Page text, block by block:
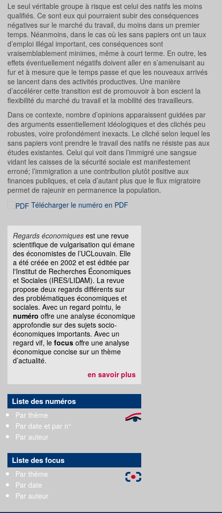
Le seul véritable groupe à risque est celui des natifs les moins
qualifiés. Ce sont eux qui pourraient subir des conséquences
négatives sur le marché du travail, du moins dans un premier
temps. Néanmoins, dans le cas où les sans papiers ont un taux
d’emploi illégal important, ces conséquences sont
vraisemblablement minimes, même à court terme. En outre, les
effets éventuellement négatifs doivent aller en s’amenuisant au
fur et à mesure que le temps passe et que les nouveaux arrivés
se lancent dans des activités productives. Une manière
d’accélérer cette transition est de promouvoir à bon escient la
flexibilité du marché du travail et la mobilité des travailleurs.
Dans ce contexte, nombre d’opinions apparaissent guidées par
des arguments essentiellement idéologiques et des clichés peu
robustes, voire profondément inexacts. Le cliché selon lequel les
sans papiers vont prendre le travail des natifs ne résiste pas aux
études existantes. Celui qui voit dans l’immigré une sangsue
vidant les caisses de la sécurité sociale est manifestement
erroné; l’immigration a une contribution plutôt positive aux
finances publiques, et cela d’autant plus que le flux migratoire
permet de rajeunir en permanence la population.
Télécharger le numéro en PDF
Regards économiques est une revue
scientifique de vulgarisation qui émane
des économistes de l’UCLouvain. Elle
a été créée en 2002 et est éditée par
l'Institut de Recherches Économiques
et Sociales (IRES/LIDAM). La revue
propose deux regards différents sur
des problématiques économiques et
sociales. Avec un regard pointu, le
numéro offre une analyse économique
approfondie sur des sujets socio-
économiques importants. Avec un
regard vif, le focus offre une analyse
économique concise sur un thème
d’actualité.
en savoir plus
Liste des numéros
Par thème
Par date et par n°
Par auteur
Liste des focus
Par thème
Par date
Par auteur